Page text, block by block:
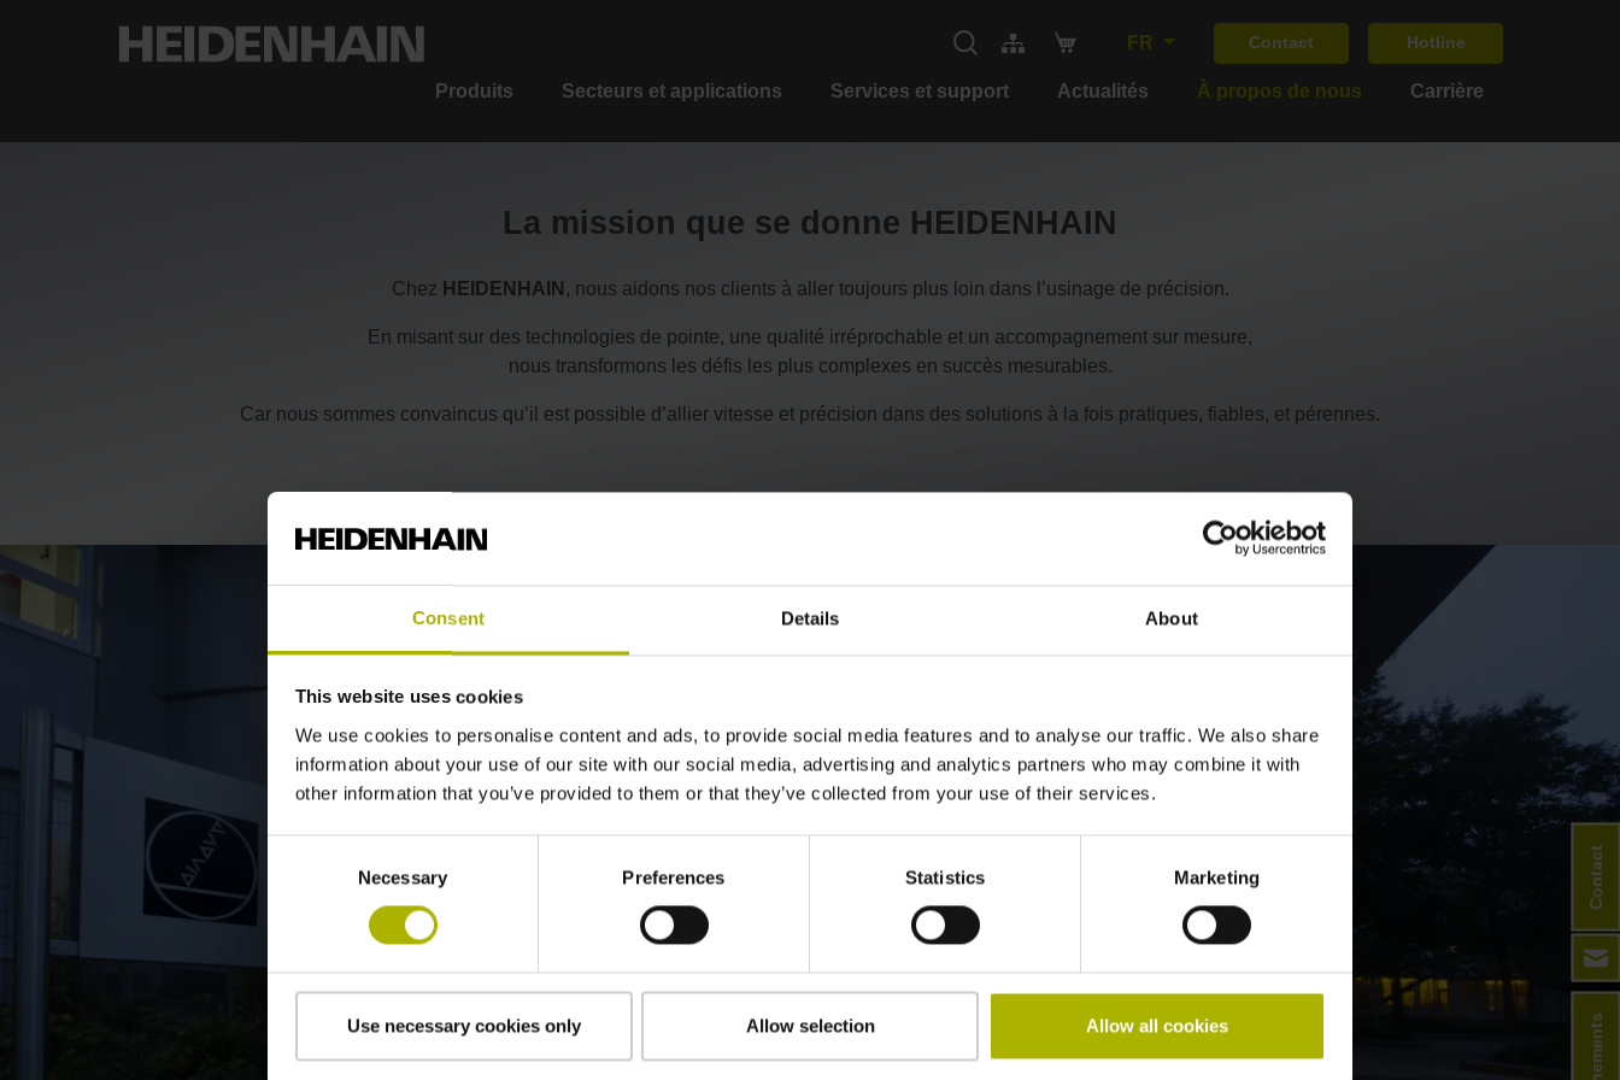
Consent Details About
This website uses cookies
We use cookies to personalise content and ads, to provide social media features and to analyse our traffic. We also share
information about your use of our site with our social media, advertising and analytics partners who may combine it with
other information that you’ve provided to them or that they’ve collected from your use of their services.
Necessary Preferences Statistics Marketing
Use necessary cookies only Allow selection Allow all cookies
FR Contact Hotline
Produits Secteurs et applications Services et support Actualités À propos de nous Carrière
La mission que se donne HEIDENHAIN
Chez HEIDENHAIN , nous aidons nos clients à aller toujours plus loin dans l’usinage de précision.
En misant sur des technologies de pointe, une qualité irréprochable et un accompagnement sur mesure,
nous transformons les défis les plus complexes en succès mesurables.
Car nous sommes convaincus qu’il est possible d’allier vitesse et précision dans des solutions à la fois pratiques, fiables, et pérennes.
Contact